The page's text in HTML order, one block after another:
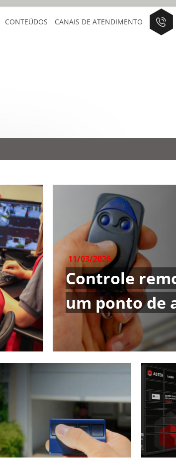
CONTEÚDOS CANAIS DE ATENDIMENTO
11/03/2026
Controle
um ponto de
segurança